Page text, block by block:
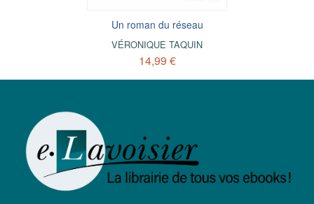
Un roman du réseau
VÉRONIQUE TAQUIN
14,99 €